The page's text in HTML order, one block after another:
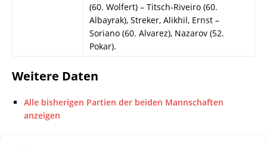
(60. Wolfert) – Titsch-Riveiro (60.
Albayrak), Streker, Alikhil, Ernst –
Soriano (60. Alvarez), Nazarov (52.
Pokar).
Weitere Daten
Alle bisherigen Partien der beiden Mannschaften
anzeigen